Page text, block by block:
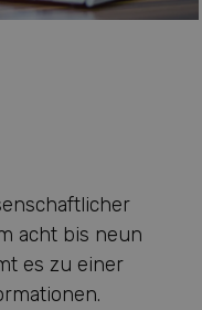
acht bis neun
es zu einer